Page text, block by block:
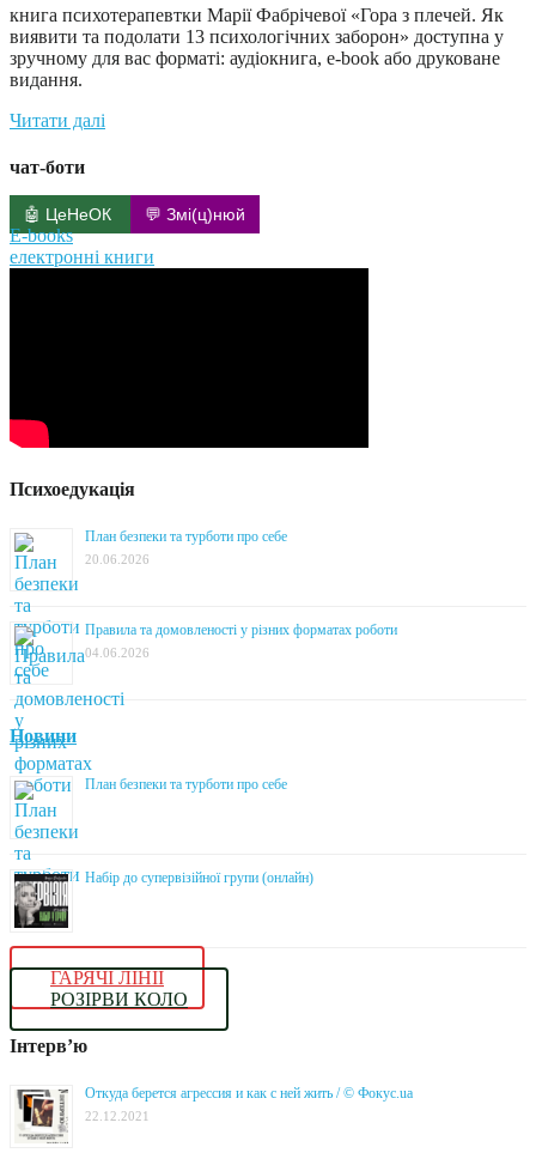
книга психотерапевтки Марії Фабрічевої «Гора з плечей. Як
виявити та подолати 13 психологічних заборон» доступна у
зручному для вас форматі: аудіокнига, e-book або друковане
видання.
Читати далі
чат-боти
🤖 ЦеНеОК 💬 Змі(ц)нюй
E-books
електронні книги
Психоедукація
План безпеки та турботи про себе
20.06.2026
Правила та домовленості у різних форматах роботи
04.06.2026
Новини
План безпеки та турботи про себе
Набір до супервізійної групи (онлайн)
ГАРЯЧІ ЛІНІЇ
РОЗІРВИ КОЛО
Інтерв’ю
Откуда берется агрессия и как с ней жить / © Фокус.ua
22.12.2021